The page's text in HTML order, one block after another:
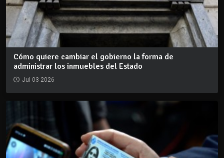
Cómo quiere cambiar el gobierno la forma de
administrar los inmuebles del Estado
Jul 03 2026